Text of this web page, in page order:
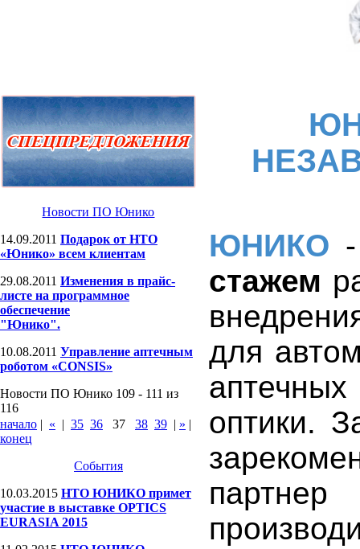
Новости ПО Юнико
14.09.2011 Подарок от НТО
«Юнико» всем клиентам
29.08.2011 Изменения в прайс-
листе на программное
обеспечение
"Юнико".
10.08.2011 Управление аптечным
роботом «CONSIS»
Новости ПО Юнико 109 - 111 из
116
начало | « | 35 36 37 38 39 | » |
конец
События
10.03.2015 НТО ЮНИКО примет
участие в выставке OPTICS
EURASIA 2015
ЮНИКО
стажем
для
оптики.